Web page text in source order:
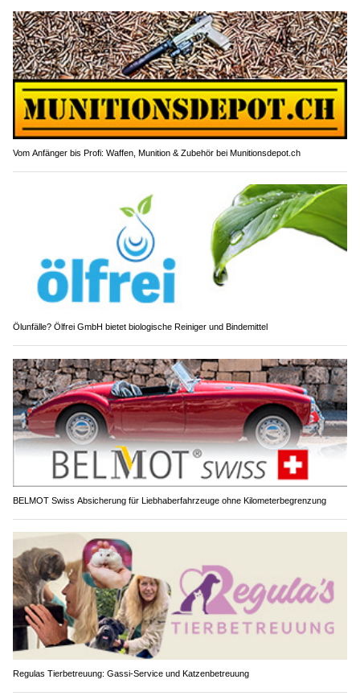
Vom Anfänger bis Profi: Waffen, Munition & Zubehör bei Munitionsdepot.ch
Ölunfälle? Ölfrei GmbH bietet biologische Reiniger und Bindemittel
BELMOT Swiss Absicherung für Liebhaberfahrzeuge ohne Kilometerbegrenzung
Regulas Tierbetreuung: Gassi-Service und Katzenbetreuung